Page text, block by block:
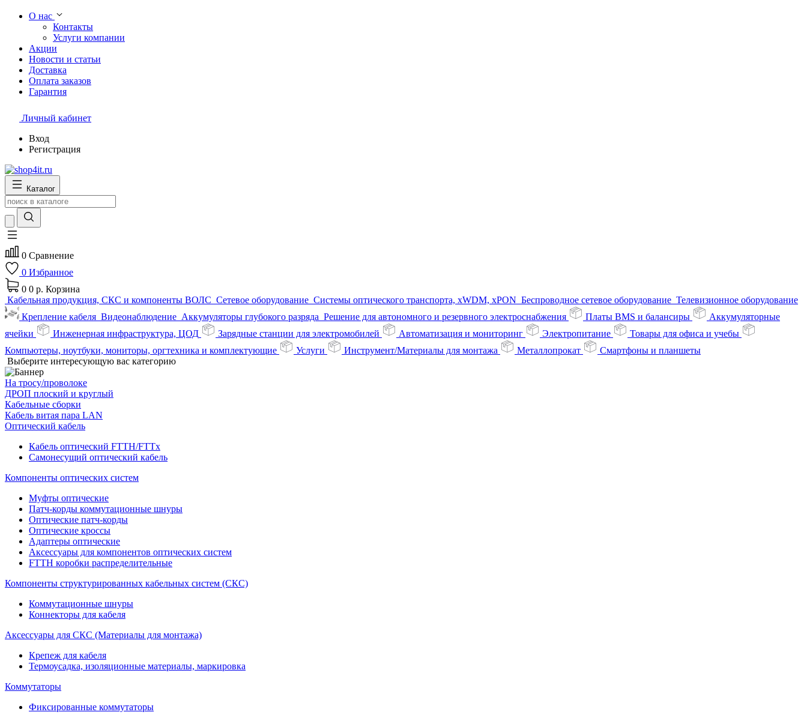
О нас
Контакты
Услуги компании
Акции
Новости и статьи
Доставка
Оплата заказов
Гарантия
Личный кабинет
Вход
Регистрация
Каталог
0 Сравнение
0 Избранное
0 0 р. Корзина
Кабельная продукция, СКС и компоненты ВОЛС Сетевое оборудование Системы оптического транспорта, xWDM, xPON Беспроводное сетевое оборудование Телевизионное оборудование
Крепление кабеля Видеонаблюдение Аккумуляторы глубокого разряда Решение для автономного и резервного электроснабжения Платы BMS и балансиры
Аккумуляторные
ячейки
Инженерная инфраструктура, ЦОД Зарядные станции для электромобилей Автоматизация и мониторинг Электропитание
Товары для офиса и учебы
Компьютеры, ноутбуки, мониторы, оргтехника и комплектующие
Услуги Инструмент/Материалы для монтажа Металлопрокат
Смартфоны и планшеты
Выберите интересующую вас категорию
На тросу/проволоке
ДРОП плоский и круглый
Кабельные сборки
Кабель витая пара LAN
Оптический кабель
Кабель оптический FTTH/FTTx
Самонесущий оптический кабель
Компоненты оптических систем
Муфты оптические
Патч-корды коммутационные шнуры
Оптические патч-корды
Оптические кроссы
Адаптеры оптические
Аксессуары для компонентов оптических систем
FTTH коробки распределительные
Компоненты структурированных кабельных систем (СКС)
Коммутационные шнуры
Коннекторы для кабеля
Аксессуары для СКС (Материалы для монтажа)
Крепеж для кабеля
Термоусадка, изоляционные материалы, маркировка
Коммутаторы
Фиксированные коммутаторы